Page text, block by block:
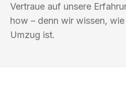
Vertraue auf unsere
how – denn wir wissen,
Umzug ist.